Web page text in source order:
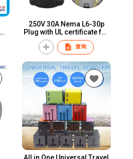
250V 30A Nema L6-30p
Plug with UL certificate for
hospital equipment
查询